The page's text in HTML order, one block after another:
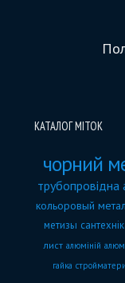
КАТАЛОГ МІТОК
чорний
трубопровідна
кольоровый метал
метизы
лист алюміній
гайка